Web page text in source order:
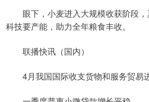
眼下，小麦进入大规模收获阶段，
科技要产能，助力全年粮食丰收。
联播快讯（国内）
4月我国国际收支货物和服务贸易